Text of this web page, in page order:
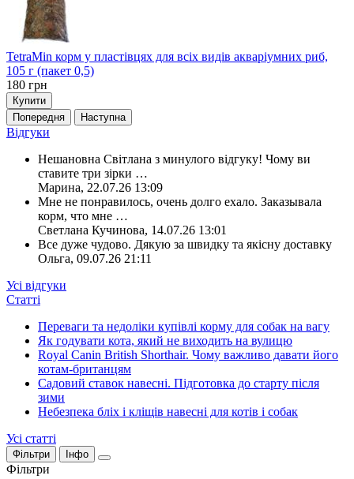
TetraMin корм у пластівцях для всіх видів акваріумних риб,
105 г (пакет 0,5)
180 грн
Купити
Попередня
Наступна
Відгуки
Нешановна Світлана з минулого відгуку! Чому ви
ставите три зірки …
Марина, 22.07.26 13:09
Мне не понравилось, очень долго ехало. Заказывала
корм, что мне …
Светлана Кучинова, 14.07.26 13:01
Все дуже чудово. Дякую за швидку та якісну доставку
Ольга, 09.07.26 21:11
Усі відгуки
Статті
Переваги та недоліки купівлі корму для собак на вагу
Як годувати кота, який не виходить на вулицю
Royal Canin British Shorthair. Чому важливо давати його
котам-британцям
Садовий ставок навесні. Підготовка до старту після
зими
Небезпека бліх і кліщів навесні для котів і собак
Усі статті
Фільтри Інфо
Фільтри